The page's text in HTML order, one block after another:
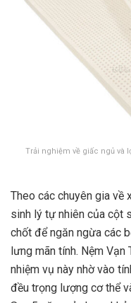
Trải nghiệm về giấc ngủ và
Theo các chuyên gia về
sinh lý tự nhiên của cột
chốt để ngăn ngừa các
lưng mãn tính. Nệm
nhiệm vụ này nhờ vào
đều trọng lượng cơ thể